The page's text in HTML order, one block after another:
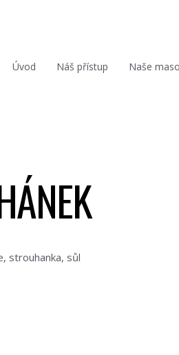
Úvod Náš přístup Naše maso
strouhanka, sůl